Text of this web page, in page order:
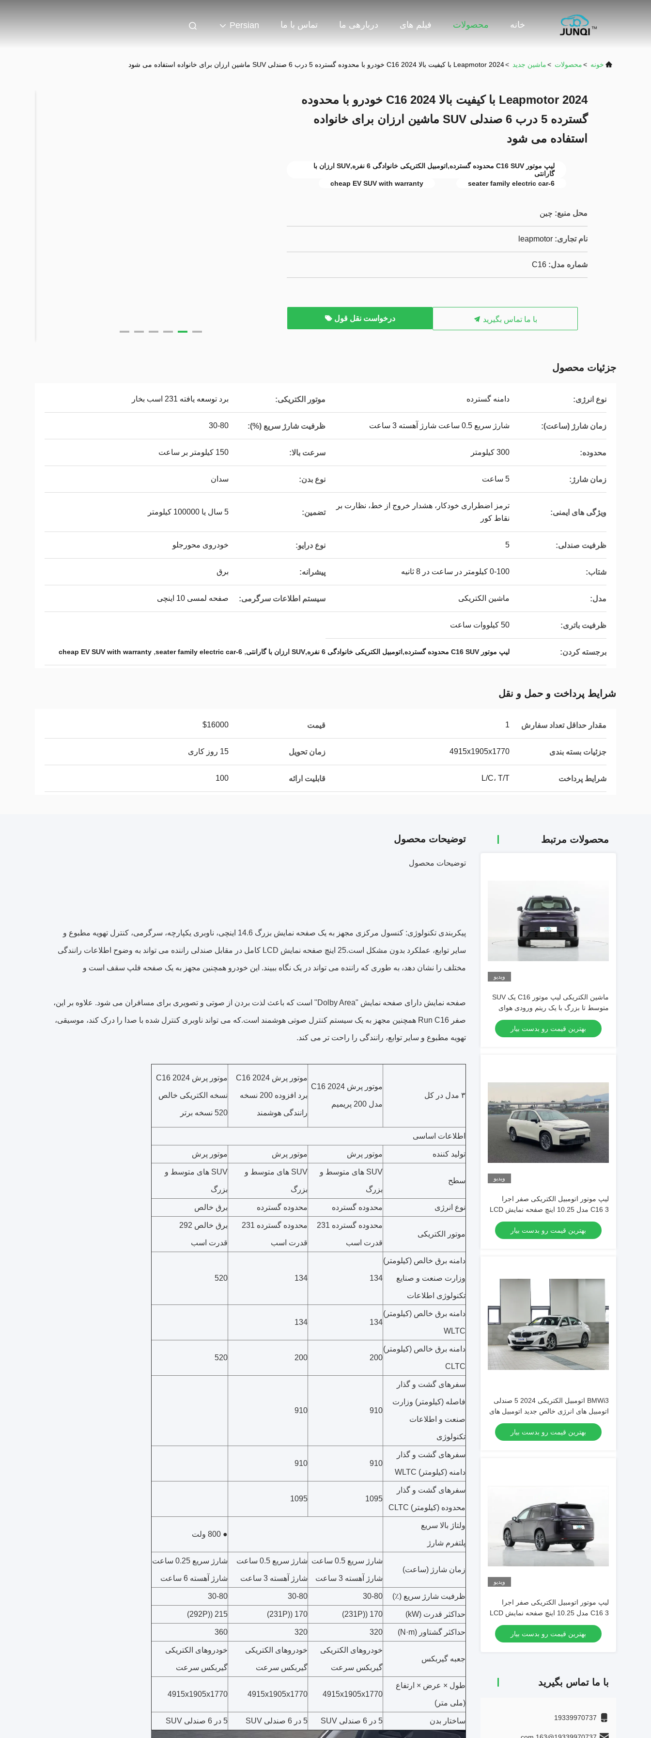
خانه محصولات فیلم های دربارهی ما تماس با ما Persian
خونه >محصولات >ماشين جديد >2024 Leapmotor با کیفیت بالا C16 2024 خودرو با محدوده گسترده 5 درب 6 صندلی SUV ماشین ارزان برای خانواده استفاده می شود
2024 Leapmotor با کیفیت بالا C16 2024 خودرو با محدوده
گسترده 5 درب 6 صندلی SUV ماشین ارزان برای خانواده
استفاده می شود
لیپ موتور C16 SUV محدوده گسترده,اتومبیل الکتریکی خانوادگی 6 نفره,SUV ارزان با
گارانتی
6-seater family electric car
cheap EV SUV with warranty
محل منبع: چین
نام تجاری: leapmotor
شماره مدل: C16
با ما تماس بگیرید درخواست نقل قول
جزئیات محصول
نوع انرژی: دامنه گسترده موتور الکتریکی: برد توسعه یافته 231 اسب بخار
زمان شارژ (ساعت): شارژ سریع 0.5 ساعت شارژ آهسته 3 ساعت ظرفیت شارژ سریع (%): 30-80
محدوده: 300 کیلومتر سرعت بالا: 150 کیلومتر بر ساعت
زمان شارژ: 5 ساعت نوع بدن: سدان
ویژگی های ایمنی:
ترمز اضطراری خودکار، هشدار خروج از خط، نظارت بر
نقاط کور
تضمین: 5 سال یا 100000 کیلومتر
ظرفیت صندلی: 5 نوع درایو: خودروی محورجلو
شتاب: 0-100 کیلومتر در ساعت در 8 ثانیه پیشرانه: برق
مدل: ماشین الکتریکی سیستم اطلاعات سرگرمی: صفحه لمسی 10 اینچی
ظرفیت باتری: 50 کیلووات ساعت
برجسته کردن: لیپ موتور C16 SUV محدوده گسترده,اتومبیل الکتریکی خانوادگی 6 نفره,SUV ارزان با گارانتی ,
6-seater family electric car
,
cheap EV SUV with warranty
شرایط پرداخت و حمل و نقل
مقدار حداقل تعداد سفارش 1 قیمت $16000
جزئیات بسته بندی 4915x1905x1770 زمان تحویل 15 روز کاری
شرایط پرداخت L/C، T/T قابلیت ارائه 100
محصولات مرتبط
ویدیو
ماشین الکتریکی لیپ موتور C16 یک SUV
متوسط تا بزرگ با یک ریتم ورودی هوای
ترپزی و شش گزینه رنگ بدنه
بهترین قیمت رو بدست بیار
ویدیو
لیپ موتور اتومبیل الکتریکی صفر اجرا
C16 3 مدل 10.25 اینچ صفحه نمایش LCD
کامل برای نمایش واضح اطلاعات رانندگی
بهترین قیمت رو بدست بیار
BMWi3 اتومبیل الکتریکی 2024 5 صندلی
اتومبیل های انرژی خالص جدید اتومبیل های
سدان با برد طولانی باتری EV اتومبیل E
خودرو
بهترین قیمت رو بدست بیار
ویدیو
لیپ موتور اتومبیل الکتریکی صفر اجرا
C16 3 مدل 10.25 اینچ صفحه نمایش LCD
کامل برای نمایش واضح اطلاعات رانندگی
بهترین قیمت رو بدست بیار
با ما تماس بگیرید
19339970737
توضیحات محصول
توضیحات محصول
پیکربندی تکنولوژی: کنسول مرکزی مجهز به یک صفحه نمایش بزرگ 14.6 اینچی، ناوبری یکپارچه، سرگرمی، کنترل تهویه مطبوع و
سایر توابع، عملکرد بدون مشکل است.25 اینچ صفحه نمایش LCD کامل در مقابل صندلی راننده می تواند به وضوح اطلاعات رانندگی
مختلف را نشان دهد، به طوری که راننده می تواند در یک نگاه ببیند. این خودرو همچنین مجهز به یک صفحه فلپ سقف است و
صفحه نمایش دارای صفحه نمایش "Dolby Area" است که باعث لذت بردن از صوتی و تصویری برای مسافران می شود. علاوه بر این،
صفر Run C16 همچنین مجهز به یک سیستم کنترل صوتی هوشمند است.که می تواند ناوبری کنترل شده با صدا را درک کند، موسیقی،
تهویه مطبوع و سایر توابع، رانندگی را راحت تر می کند.
۳ مدل در کل
موتور پرش C16 2024
مدل 200 پریمیم
موتور پرش C16 2024
برد افزوده 200 نسخه
رانندگی هوشمند
موتور پرش C16 2024
نسخه الکتریکی خالص
520 نسخه برتر
اطلاعات اساسی
تولید کننده موتور پرش موتور پرش موتور پرش
سطح
SUV های متوسط و
بزرگ
SUV های متوسط و
بزرگ
SUV های متوسط و
بزرگ
نوع انرژی محدوده گسترده محدوده گسترده برق خالص
موتور الکتریکی
محدوده گسترده 231
قدرت اسب
محدوده گسترده 231
قدرت اسب
برق خالص 292
قدرت اسب
دامنه برق خالص (کیلومتر)
وزارت صنعت و صنایع
تکنولوژی اطلاعات
134
134
520
دامنه برق خالص (کیلومتر)
WLTC
134
134
دامنه برق خالص (کیلومتر)
CLTC
200
200
520
سفرهای گشت و گذار
فاصله (کیلومتر) وزارت
صنعت و اطلاعات
تکنولوژی
910
910
سفرهای گشت و گذار
دامنه (کیلومتر) WLTC
910
910
سفرهای گشت و گذار
محدوده (کیلومتر) CLTC
1095
1095
ولتاژ بالا سریع
پلتفرم شارژ
● 800 ولت
زمان شارژ (ساعت)
شارژ سریع 0.5 ساعت
شارژ آهسته 3 ساعت
شارژ سریع 0.5 ساعت
شارژ آهسته 3 ساعت
شارژ سریع 0.25 ساعت
شارژ آهسته 6 ساعت
ظرفیت شارژ سریع (٪) 30-80
30-80
30-80
حداکثر قدرت (kW) 170 ((231P)
170 ((231P)
215 ((292P)
حداکثر گشتاور (N·m) 320
320
360
جعبه گیربکس
خودروهای الکتریکی
گیربکس سرعت
خودروهای الکتریکی
گیربکس سرعت
خودروهای الکتریکی
گیربکس سرعت
طول × عرض × ارتفاع
(ملی متر)
4915x1905x1770
4915x1905x1770
4915x1905x1770
ساختار بدن 5 در 6 صندلی SUV 5 در 6 صندلی SUV 5 در 6 صندلی SUV